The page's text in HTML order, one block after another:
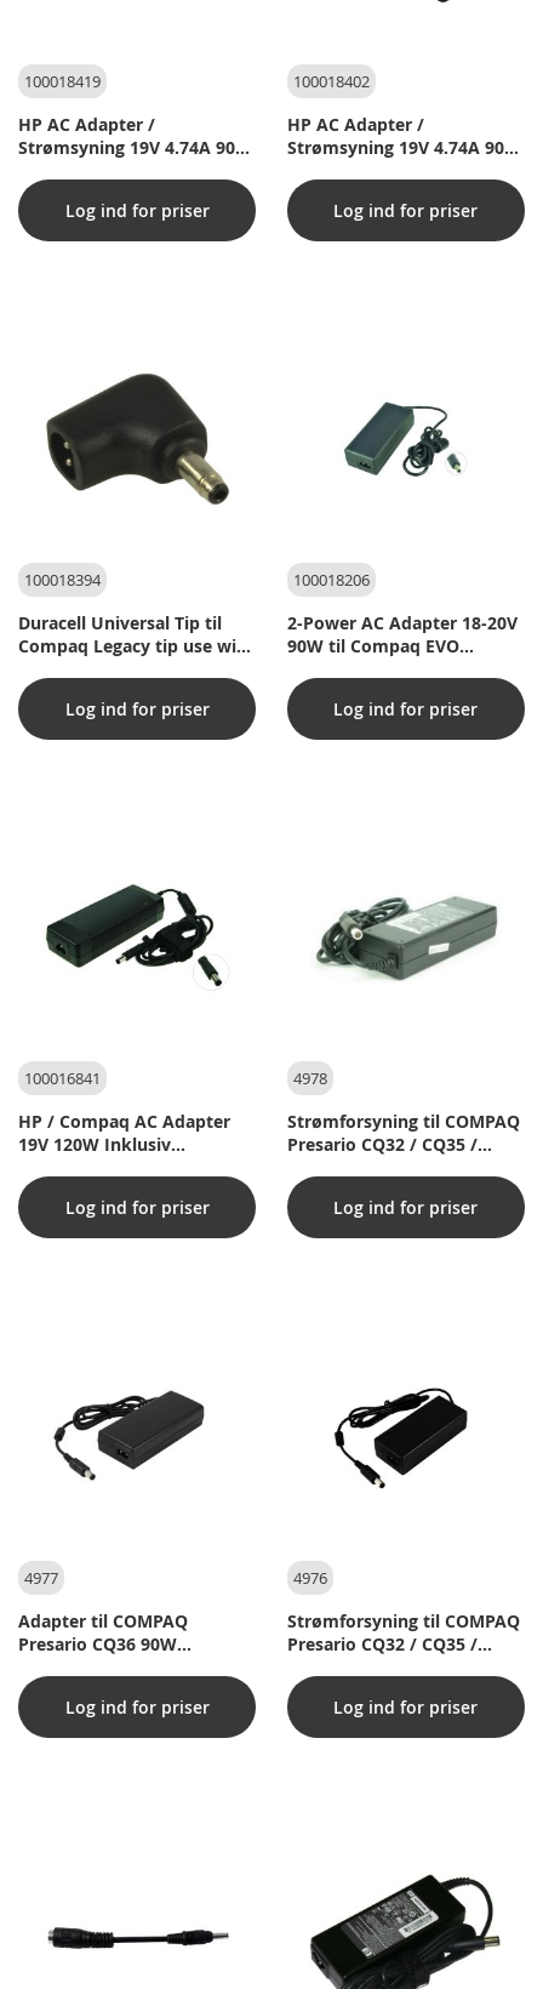
100018419
HP AC Adapter /
Strømsyning 19V 4.74A 90W
tc4400 Tablet PC
Log ind for priser
100018402
HP AC Adapter /
Strømsyning 19V 4.74A 90W
tc4400 Tablet PC
Log ind for priser
100018394
Duracell Universal Tip til
Compaq Legacy tip use with
Log ind for priser
100018206
2-Power AC Adapter 18-20V
90W til Compaq EVO
Log ind for priser
100016841
HP / Compaq AC Adapter
19V 120W Inklusiv
Log ind for priser
4978
Strømforsyning til COMPAQ
Presario CQ32 / CQ35 /
CQ45 / CQ50 / CQ60 / CQ61 /
CQ62 / CQ70 / CQ71 90W
Adapter (Original)
Log ind for priser
4977
Adapter til COMPAQ
Presario CQ36 90W
Log ind for priser
4976
Strømforsyning til COMPAQ
Presario CQ32 / CQ35 /
CQ45 / CQ50 / CQ60 / CQ61 /
CQ62 / CQ70 / CQ71 75W
Adapter (Kompatibelt)
Log ind for priser